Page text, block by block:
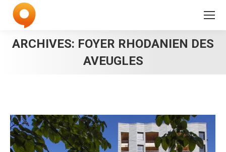
ARCHIVES: FOYER RHODANIEN DES
AVEUGLES